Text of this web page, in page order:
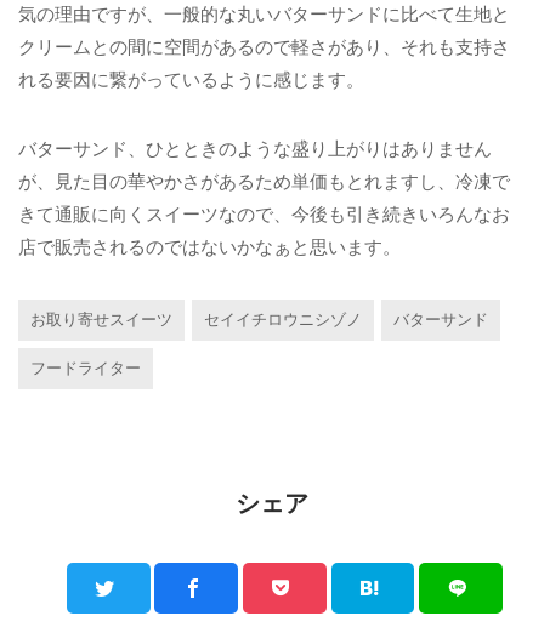
気の理由ですが、一般的な丸いバターサンドに比べて生地と
クリームとの間に空間があるので軽さがあり、それも支持さ
れる要因に繋がっているように感じます。
バターサンド、ひとときのような盛り上がりはありません
が、見た目の華やかさがあるため単価もとれますし、冷凍で
きて通販に向くスイーツなので、今後も引き続きいろんなお
店で販売されるのではないかなぁと思います。
お取り寄せスイーツ セイイチロウニシゾノ バターサンド
フードライター
シェア